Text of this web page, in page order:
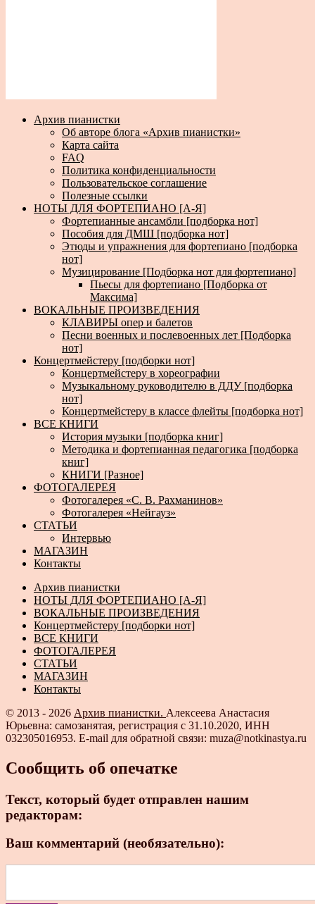
Архив пианистки
Об авторе блога «Архив пианистки»
Карта сайта
FAQ
Политика конфиденциальности
Пользовательское соглашение
Полезные ссылки
НОТЫ ДЛЯ ФОРТЕПИАНО [А-Я]
Фортепианные ансамбли [подборка нот]
Пособия для ДМШ [подборка нот]
Этюды и упражнения для фортепиано [подборка
нот]
Музицирование [Подборка нот для фортепиано]
Пьесы для фортепиано [Подборка от
Максима]
ВОКАЛЬНЫЕ ПРОИЗВЕДЕНИЯ
КЛАВИРЫ опер и балетов
Песни военных и послевоенных лет [Подборка
нот]
Концертмейстеру [подборки нот]
Концертмейстеру в хореографии
Музыкальному руководителю в ДДУ [подборка
нот]
Концертмейстеру в классе флейты [подборка нот]
ВСЕ КНИГИ
История музыки [подборка книг]
Методика и фортепианная педагогика [подборка
книг]
КНИГИ [Разное]
ФОТОГАЛЕРЕЯ
Фотогалерея «С. В. Рахманинов»
Фотогалерея «Нейгауз»
СТАТЬИ
Интервью
МАГАЗИН
Контакты
Архив пианистки
НОТЫ ДЛЯ ФОРТЕПИАНО [А-Я]
ВОКАЛЬНЫЕ ПРОИЗВЕДЕНИЯ
Концертмейстеру [подборки нот]
ВСЕ КНИГИ
ФОТОГАЛЕРЕЯ
СТАТЬИ
МАГАЗИН
Контакты
© 2013 - 2026 Архив пианистки. Алексеева Анастасия
Юрьевна: самозанятая, регистрация с 31.10.2020, ИНН
032305016953. E-mail для обратной связи: muza@notkinastya.ru
Сообщить об опечатке
Текст, который будет отправлен нашим
редакторам:
Ваш комментарий (необязательно):